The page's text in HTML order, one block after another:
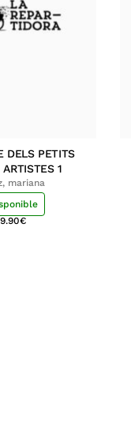
DELS PETITS
ARTISTES 1
mariana
9.90€